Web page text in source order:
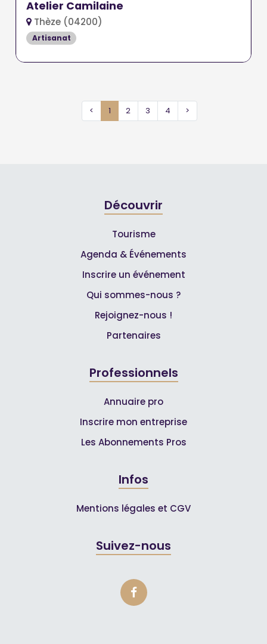
Atelier Camilaine
Thèze (04200)
Artisanat
< 1 2 3 4 >
Découvrir
Tourisme
Agenda & Événements
Inscrire un événement
Qui sommes-nous ?
Rejoignez-nous !
Partenaires
Professionnels
Annuaire pro
Inscrire mon entreprise
Les Abonnements Pros
Infos
Mentions légales et CGV
Suivez-nous